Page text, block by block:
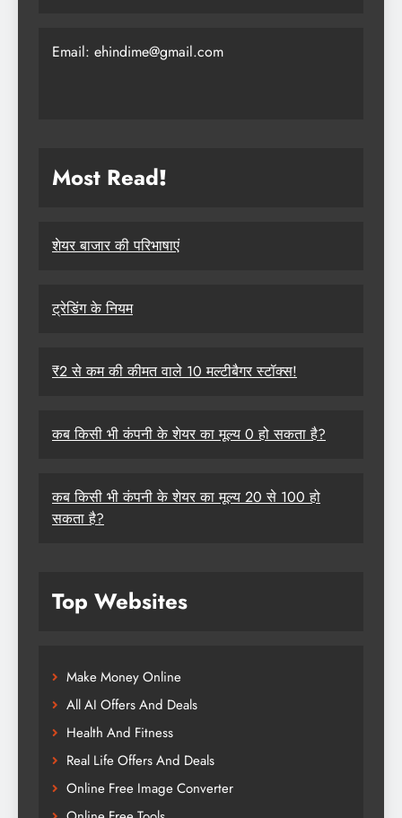
Email: ehindime@gmail.com
Most Read!
शेयर बाजार की परिभाषाएं
ट्रेडिंग के नियम
₹2 से कम की कीमत वाले 10 मल्टीबैगर स्टॉक्स!
कब किसी भी कंपनी के शेयर का मूल्य 0 हो सकता है?
कब किसी भी कंपनी के शेयर का मूल्य 20 से 100 हो
सकता है?
Top Websites
Make Money Online
All AI Offers And Deals
Health And Fitness
Real Life Offers And Deals
Online Free Image Converter